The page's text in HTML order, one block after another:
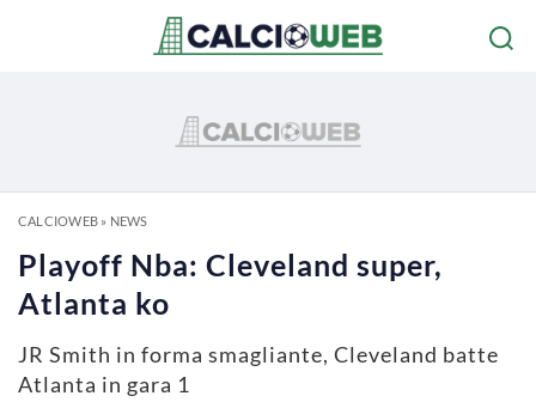
CALCIOWEB» NEWS
Playoff Nba: Cleveland super,
Atlanta ko
JR Smith in forma smagliante, Cleveland batte
Atlanta in gara 1